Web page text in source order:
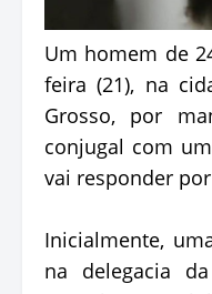
Um homem de
feira (21), na
Grosso, por
conjugal com
vai responder
Inicialmente,
na delegacia